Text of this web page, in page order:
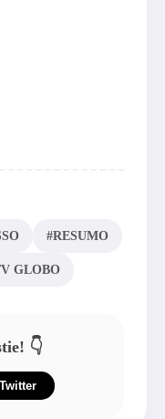
#RESUMO
GLOBO
👇